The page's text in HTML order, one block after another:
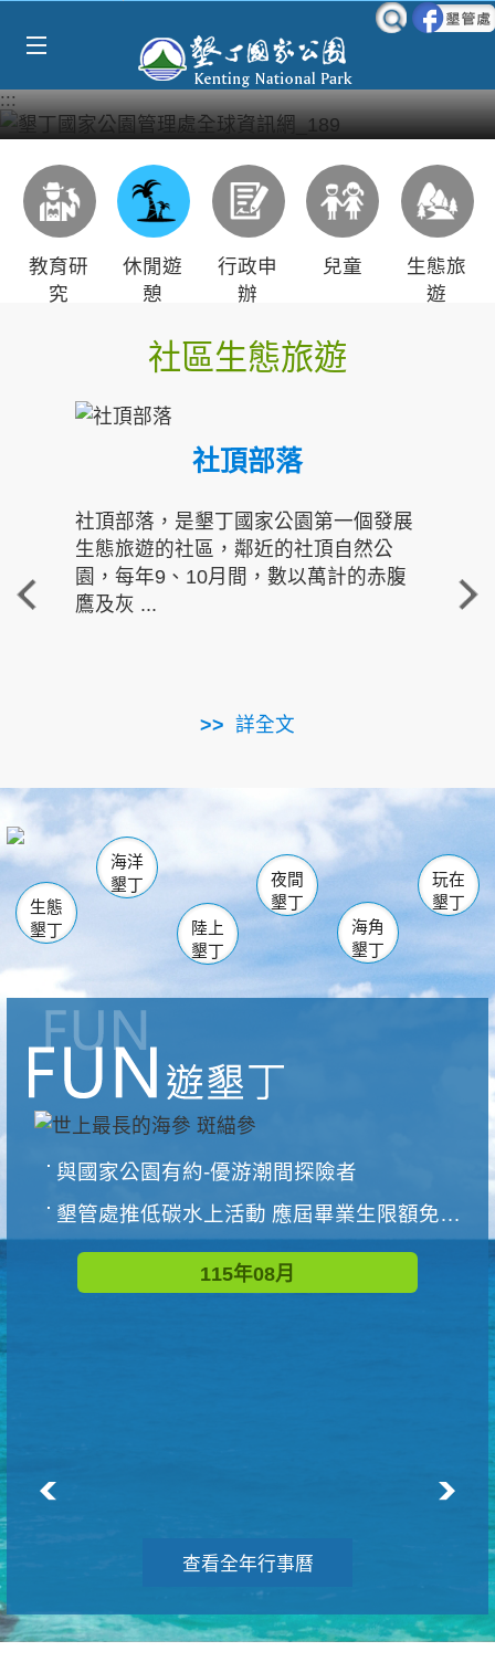
:::
教育研
究
休閒遊
憩
行政申
辦
兒童
生態旅
遊
社區生態旅遊
社頂部落
社頂部落，是墾丁國家公園第一個發展
生態旅遊的社區，鄰近的社頂自然公
園，每年9、10月間，數以萬計的赤腹
鷹及灰 ...
詳全文
重
走進
南仁湖
海生館
恆春 佳樂水
龍鑾潭自然中心 森林遊樂區
瓊麻館
關山 墾管處遊客中心
社頂公園 風吹沙
船帆石
白砂 龍磐公園
香蕉灣
砂島
鵝鑾鼻
生態
墾丁
海洋
墾丁
陸上
墾丁
夜間
墾丁
海角
墾丁
玩在
墾丁
與國家公園有約-優游潮間探險者
墾管處推低碳水上活動 應屆畢業生限額免費參加
115年08月
查看全年行事曆